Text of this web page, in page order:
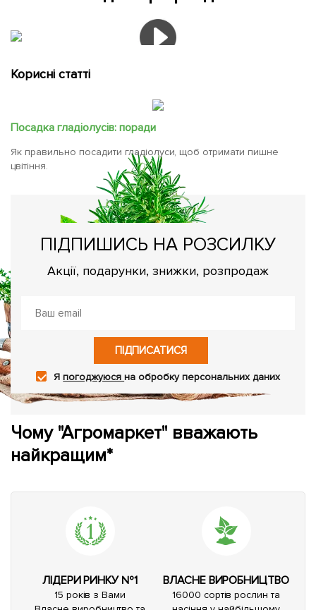
Корисні статті
Посадка гладіолусів: поради
Як правильно посадити гладіолуси, щоб отримати пишне
цвітіння.
ПІДПИШИСЬ НА РОЗСИЛКУ
Акції, подарунки, знижки, розпродаж
ПІДПИСАТИСЯ
Япогоджуюсяна обробку персональних даних
Чому "Агромаркет" вважають
найкращим*
ЛІДЕРИ РИНКУ №1
15 років з Вами
ВЛАСНЕ ВИРОБНИЦТВО
16000 сортів рослин та